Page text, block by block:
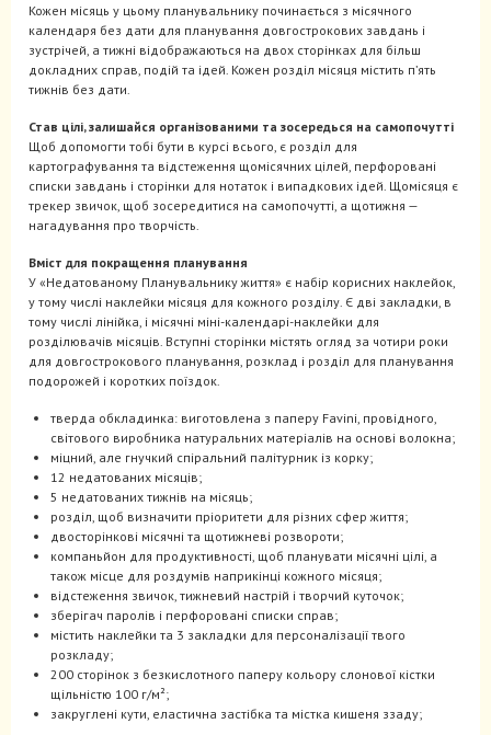
Кожен місяць у цьому планувальнику починається з місячного
календаря без дати для планування довгострокових завдань і
зустрічей, а тижні відображаються на двох сторінках для більш
докладних справ, подій та ідей. Кожен розділ місяця містить п’ять
тижнів без дати.
Став цілі, залишайся організованими та зосередься на самопочутті
Щоб допомогти тобі бути в курсі всього, є розділ для
картографування та відстеження щомісячних цілей, перфоровані
списки завдань і сторінки для нотаток і випадкових ідей. Щомісяця є
трекер звичок, щоб зосередитися на самопочутті, а щотижня —
нагадування про творчість.
Вміст для покращення планування
У «Недатованому Планувальнику життя» є набір корисних наклейок,
у тому числі наклейки місяця для кожного розділу. Є дві закладки, в
тому числі лінійка, і місячні міні-календарі-наклейки для
розділювачів місяців. Вступні сторінки містять огляд за чотири роки
для довгострокового планування, розклад і розділ для планування
подорожей і коротких поїздок.
тверда обкладинка: виготовлена з паперу Favini, провідного,
світового виробника натуральних матеріалів на основі волокна;
міцний, але гнучкий спіральний палітурник із корку;
12 недатованих місяців;
5 недатованих тижнів на місяць;
розділ, щоб визначити пріоритети для різних сфер життя;
двосторінкові місячні та щотижневі розвороти;
компаньйон для продуктивності, щоб планувати місячні цілі, а
також місце для роздумів наприкінці кожного місяця;
відстеження звичок, тижневий настрій і творчий куточок;
зберігач паролів і перфоровані списки справ;
містить наклейки та 3 закладки для персоналізації твого
розкладу;
200 сторінок з безкислотного паперу кольору слонової кістки
щільністю 100 г/м²;
закруглені кути, еластична застібка та містка кишеня ззаду;